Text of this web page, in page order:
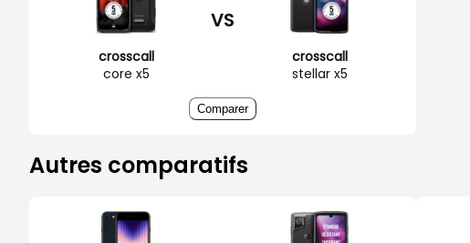
crosscall
core x5
VS
crosscall
stellar x5
Comparer
Autres comparatifs